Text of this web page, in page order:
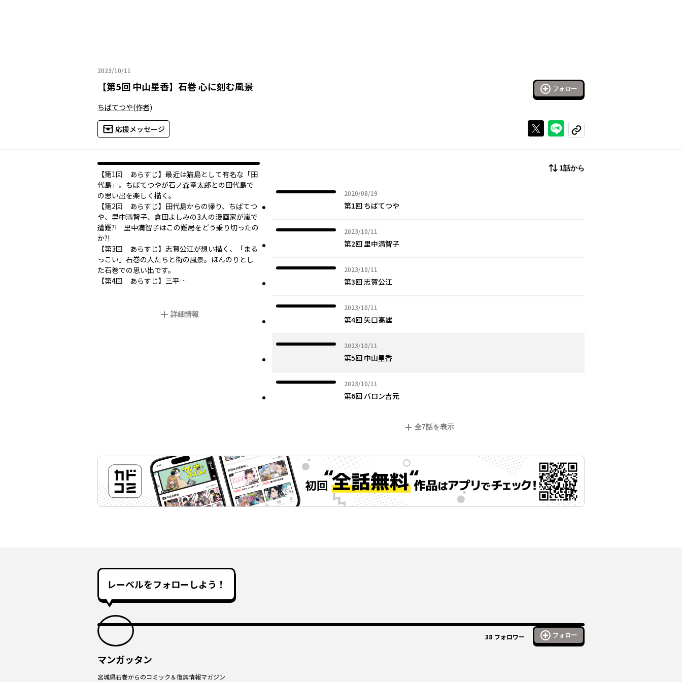
2023/10/11
2023年10月11日
【第5回 中山星香】 石巻 心に刻む風景 フォロー
ちばてつや(作者)
応援メッセージ Xで投稿するラインでシェアする
コピーする
【第1回 あらすじ】最近は猫島として有名な「田
代島」。ちばてつやが石ノ森章太郎との田代島で
の思い出を楽しく描く。
【第2回 あらすじ】田代島からの帰り、ちばてつ
や、里中満智子、倉田よしみの3人の漫画家が嵐で
遭難?! 里中満智子はこの難局をどう乗り切ったの
か?!
【第3回 あらすじ】志賀公江が想い描く、「まる
っこい」石巻の人たちと街の風景。ほんのりとし
た石巻での思い出です。
【第4回 あらすじ】三平…
詳細情報
1話から
2020/08/19
2020年08月19日
第1回 ちばてつや
2023/10/11
2023年10月11日
第2回 里中満智子
2023/10/11
2023年10月11日
第3回 志賀公江
2023/10/11
2023年10月11日
第4回 矢口高雄
2023/10/11
2023年10月11日
第5回 中山星香
2023/10/11
2023年10月11日
第6回 バロン吉元
全7話を表示
レーベルをフォローしよう！
38 フォロワー フォロー
マンガッタン
宮城県石巻からのコミック＆復興情報マガジン